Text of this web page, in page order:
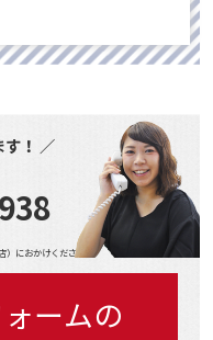
す！ ／
）におかけください
ームの